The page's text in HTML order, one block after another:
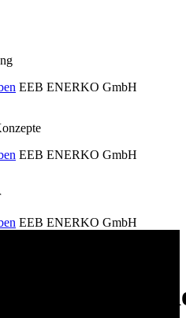
EEB ENERKO GmbH
EEB ENERKO GmbH
EEB ENERKO GmbH